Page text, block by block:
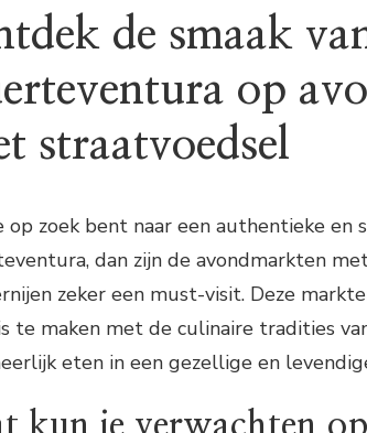
de smaak
op
straatvoedsel
op zoek bent naar een authentieke en
dan zijn de avondmarkten
zeker een must-visit. Deze
te maken met de culinaire tradities
eten in een gezellige en
kun je verwachten